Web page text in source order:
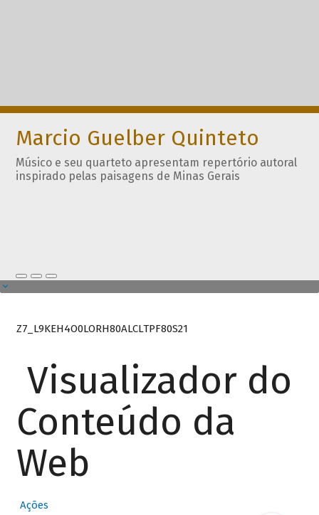
Marcio Guelber Quinteto
Músico e seu quarteto apresentam repertório autoral
inspirado pelas paisagens de Minas Gerais
Z7_L9KEH4O0LORH80ALCLTPF80S21
Visualizador do
Conteúdo da
Web
Ações